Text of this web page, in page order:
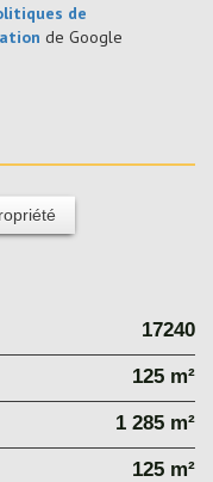
de
de Google
17240
125 m²
1 285 m²
125 m²